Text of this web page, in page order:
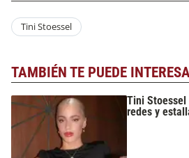
Tini Stoessel
TAMBIÉN TE PUEDE
Tini
redes y